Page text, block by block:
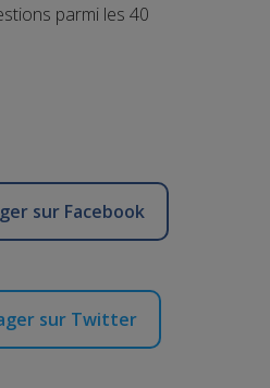
parmi les 40
sur Facebook
sur Twitter